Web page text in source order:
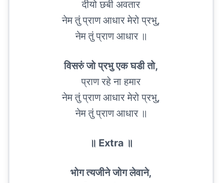
दीयो छबी अवतार
नेम तुं प्राण आधार मेरो प्रभु,
नेम तुं प्राण आधार ॥
विसरुं जो प्रभु एक घडी तो,
प्राण रहे ना हमार
नेम तुं प्राण आधार मेरो प्रभु,
नेम तुं प्राण आधार ॥
॥ Extra ॥
भोग त्यजीने जोग लेवाने,